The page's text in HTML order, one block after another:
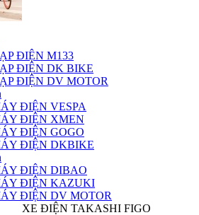
ĐIỆN M133
ĐIỆN DK BIKE
ĐIỆN DV MOTOR
ĐIỆN VESPA
ĐIỆN XMEN
ĐIỆN GOGO
ĐIỆN DKBIKE
ĐIỆN DIBAO
ĐIỆN KAZUKI
ĐIỆN DV MOTOR
XE ĐIỆN TAKASHI FIGO